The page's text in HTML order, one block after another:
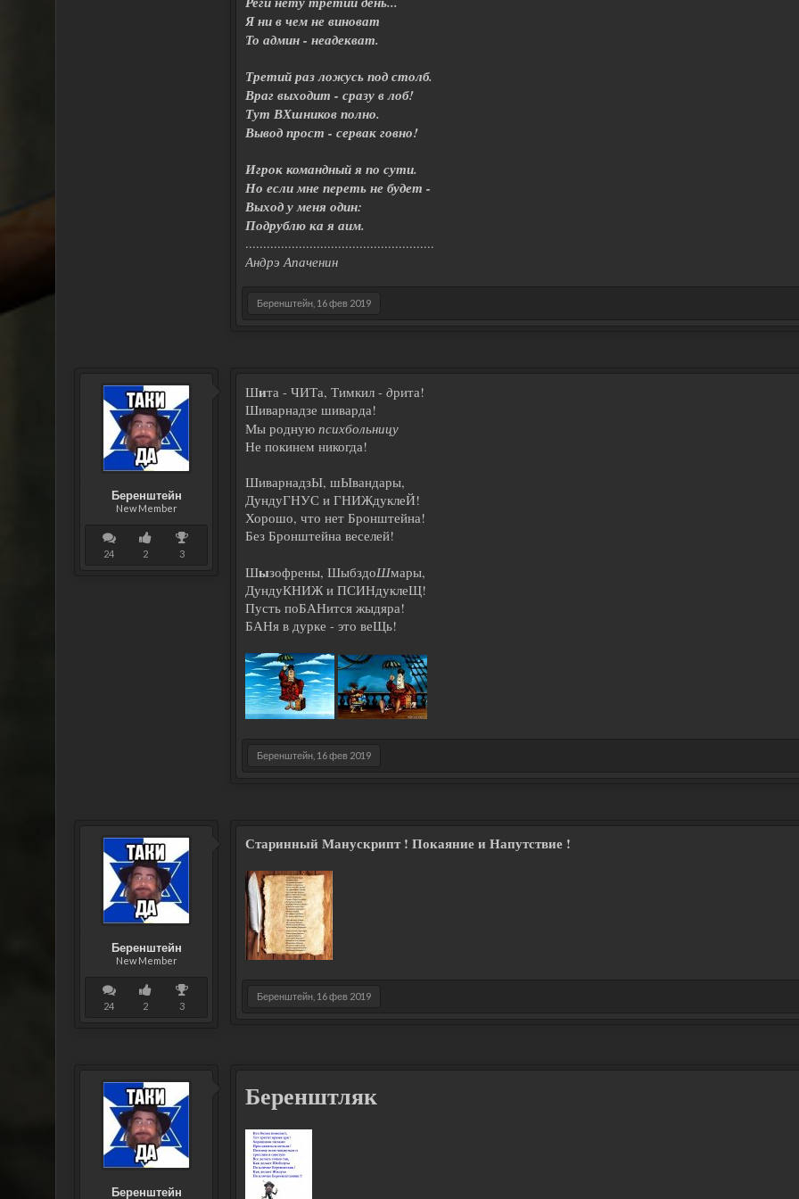
Я ни в чем не виноват
То админ - неадекват.
Третий раз ложусь под столб.
Враг выходит - сразу в лоб!
Тут ВХшников полно.
Вывод прост - сервак говно!
Игрок командный я по сути.
Но если мне переть не будет -
Выход у меня один:
Подрублю ка я аим.
.....................................................
Андрэ Апаченин
Беренштейн 16 фев 2019
Беренштейн
New Member
24 2 3
Шита - ЧИТа, Тимкил - дрита!
Шиварнадзе шиварда!
Мы родную психбольницу
Не покинем никогда!
ШиварнадзЫ, шЫвандары,
ДундуГНУС и ГНИЖдуклеЙ!
Хорошо, что нет Бронштейна!
Без Бронштейна веселей!
Шызофрены, ШыбздоШмары,
ДундуКНИЖ и ПСИНдуклеЩ!
Пусть поБАНится жыдяра!
БАНя в дурке - это веЩь!
Беренштейн 16 фев 2019
Беренштейн
New Member
24 2 3
Старинный Манускрипт ! Покаяние и Напутствие !
Беренштейн 16 фев 2019
Беренштейн
Беренштляк